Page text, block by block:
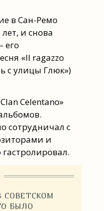
в Сан-Ремо
лет, и снова
его
«Il ragazzo
с улицы Глюк»)
Celentano»
сотрудничал с
и
СОВЕТСКОМ
БЫЛО